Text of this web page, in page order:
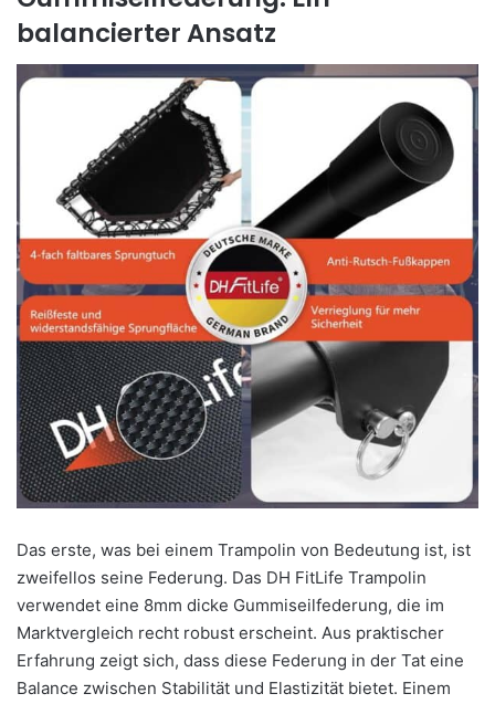
balancierter Ansatz
Das erste, was bei einem Trampolin von Bedeutung ist, ist
zweifellos seine Federung. Das DH FitLife Trampolin
verwendet eine 8mm dicke Gummiseilfederung, die im
Marktvergleich recht robust erscheint. Aus praktischer
Erfahrung zeigt sich, dass diese Federung in der Tat eine
Balance zwischen Stabilität und Elastizität bietet. Einem